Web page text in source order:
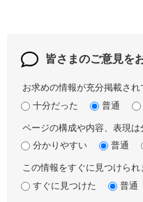
皆さまのご意見を
お求めの情報が充分掲載され
十分だった
普通
ページの構成や内容、表現
分かりやすい
普通
この情報をすぐに見つけられ
すぐに見つけた
普通